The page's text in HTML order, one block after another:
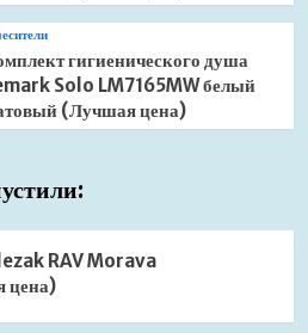
гигиенического душа
Solo LM7165MW белый
(Лучшая цена)
RAV Morava
цена)